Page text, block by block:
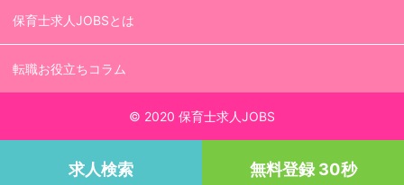
保育士求人JOBSとは
転職お役立ちコラム
© 2020 保育士求人JOBS
求人検索 無料登録 30秒